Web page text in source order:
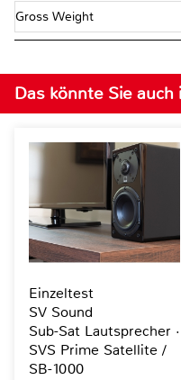
Gross Weight
Das könnte Sie
Einzeltest
SV Sound
Sub-Sat Lautsprecher ·
SVS Prime Satellite /
SB-1000